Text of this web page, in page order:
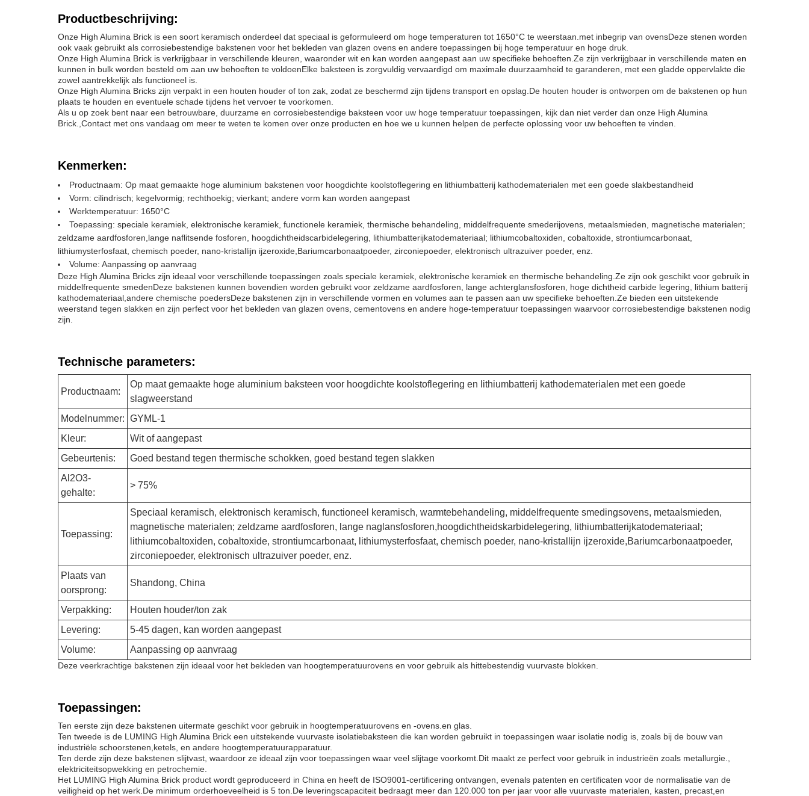
Productbeschrijving:
Onze High Alumina Brick is een soort keramisch onderdeel dat speciaal is geformuleerd om hoge temperaturen tot 1650°C te weerstaan.met inbegrip van ovensDeze stenen worden
ook vaak gebruikt als corrosiebestendige bakstenen voor het bekleden van glazen ovens en andere toepassingen bij hoge temperatuur en hoge druk.
Onze High Alumina Brick is verkrijgbaar in verschillende kleuren, waaronder wit en kan worden aangepast aan uw specifieke behoeften.Ze zijn verkrijgbaar in verschillende maten en
kunnen in bulk worden besteld om aan uw behoeften te voldoenElke baksteen is zorgvuldig vervaardigd om maximale duurzaamheid te garanderen, met een gladde oppervlakte die
zowel aantrekkelijk als functioneel is.
Onze High Alumina Bricks zijn verpakt in een houten houder of ton zak, zodat ze beschermd zijn tijdens transport en opslag.De houten houder is ontworpen om de bakstenen op hun
plaats te houden en eventuele schade tijdens het vervoer te voorkomen.
Als u op zoek bent naar een betrouwbare, duurzame en corrosiebestendige baksteen voor uw hoge temperatuur toepassingen, kijk dan niet verder dan onze High Alumina
Brick.,Contact met ons vandaag om meer te weten te komen over onze producten en hoe we u kunnen helpen de perfecte oplossing voor uw behoeften te vinden.
Kenmerken:
Productnaam: Op maat gemaakte hoge aluminium bakstenen voor hoogdichte koolstoflegering en lithiumbatterij kathodematerialen met een goede slakbestandheid
Vorm: cilindrisch; kegelvormig; rechthoekig; vierkant; andere vorm kan worden aangepast
Werktemperatuur: 1650°C
Toepassing: speciale keramiek, elektronische keramiek, functionele keramiek, thermische behandeling, middelfrequente smederijovens, metaalsmieden, magnetische materialen;
zeldzame aardfosforen,lange naflitsende fosforen, hoogdichtheidscarbidelegering, lithiumbatterijkatodemateriaal; lithiumcobaltoxiden, cobaltoxide, strontiumcarbonaat,
lithiumysterfosfaat, chemisch poeder, nano-kristallijn ijzeroxide,Bariumcarbonaatpoeder, zirconiepoeder, elektronisch ultrazuiver poeder, enz.
Volume: Aanpassing op aanvraag
Deze High Alumina Bricks zijn ideaal voor verschillende toepassingen zoals speciale keramiek, elektronische keramiek en thermische behandeling.Ze zijn ook geschikt voor gebruik in
middelfrequente smedenDeze bakstenen kunnen bovendien worden gebruikt voor zeldzame aardfosforen, lange achterglansfosforen, hoge dichtheid carbide legering, lithium batterij
kathodemateriaal,andere chemische poedersDeze bakstenen zijn in verschillende vormen en volumes aan te passen aan uw specifieke behoeften.Ze bieden een uitstekende
weerstand tegen slakken en zijn perfect voor het bekleden van glazen ovens, cementovens en andere hoge-temperatuur toepassingen waarvoor corrosiebestendige bakstenen nodig
zijn.
Technische parameters:
Productnaam:
Op maat gemaakte hoge aluminium baksteen voor hoogdichte koolstoflegering en lithiumbatterij kathodematerialen met een goede
slagweerstand
Modelnummer: GYML-1
Kleur:
Wit of aangepast
Gebeurtenis:
Goed bestand tegen thermische schokken, goed bestand tegen slakken
Al2O3-
gehalte:
> 75%
Toepassing:
Speciaal keramisch, elektronisch keramisch, functioneel keramisch, warmtebehandeling, middelfrequente smedingsovens, metaalsmieden,
magnetische materialen; zeldzame aardfosforen, lange naglansfosforen,hoogdichtheidskarbidelegering, lithiumbatterijkatodemateriaal;
lithiumcobaltoxiden, cobaltoxide, strontiumcarbonaat, lithiumysterfosfaat, chemisch poeder, nano-kristallijn ijzeroxide,Bariumcarbonaatpoeder,
zirconiepoeder, elektronisch ultrazuiver poeder, enz.
Plaats van
oorsprong:
Shandong, China
Verpakking:
Houten houder/ton zak
Levering:
5-45 dagen, kan worden aangepast
Volume:
Aanpassing op aanvraag
Deze veerkrachtige bakstenen zijn ideaal voor het bekleden van hoogtemperatuurovens en voor gebruik als hittebestendig vuurvaste blokken.
Toepassingen:
Ten eerste zijn deze bakstenen uitermate geschikt voor gebruik in hoogtemperatuurovens en -ovens.en glas.
Ten tweede is de LUMING High Alumina Brick een uitstekende vuurvaste isolatiebaksteen die kan worden gebruikt in toepassingen waar isolatie nodig is, zoals bij de bouw van
industriële schoorstenen,ketels, en andere hoogtemperatuurapparatuur.
Ten derde zijn deze bakstenen slijtvast, waardoor ze ideaal zijn voor toepassingen waar veel slijtage voorkomt.Dit maakt ze perfect voor gebruik in industrieën zoals metallurgie.,
elektriciteitsopwekking en petrochemie.
Het LUMING High Alumina Brick product wordt geproduceerd in China en heeft de ISO9001-certificering ontvangen, evenals patenten en certificaten voor de normalisatie van de
veiligheid op het werk.De minimum orderhoeveelheid is 5 ton.De leveringscapaciteit bedraagt meer dan 120.000 ton per jaar voor alle vuurvaste materialen, kasten, precast,en